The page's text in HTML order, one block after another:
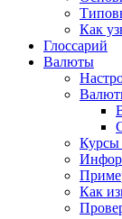
Как
Глоссарий
Валюты
Курсы
Как